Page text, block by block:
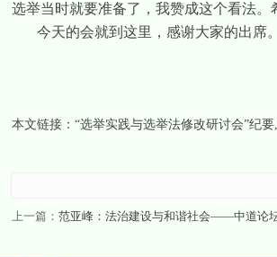
选举当时就要准备了，我赞成这个看法
今天的会就到这里，感谢大家的出席。
本文链接： “选举实践与选举法修改研讨会”纪要
上一篇： 范亚峰：法治建设与和谐社会——中道论